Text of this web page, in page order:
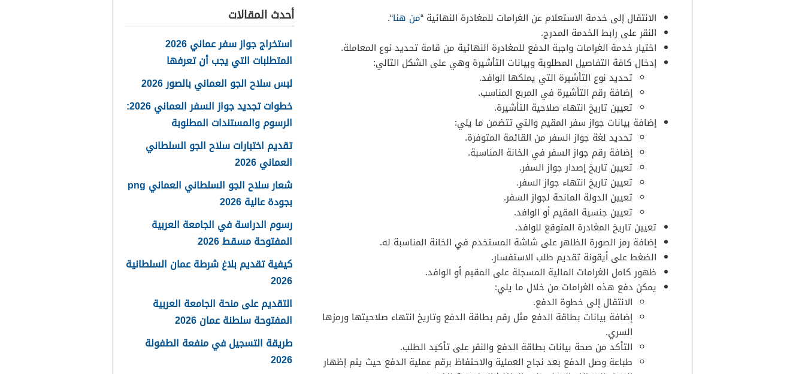
الانتقال إلى خدمة الاستعلام عن الغرامات للمغادرة النهائية “من هنا“.
النقر على رابط الخدمة المدرج.
اختيار خدمة الغرامات واجبة الدفع للمغادرة النهائية من قامة تحديد نوع المعاملة.
إدخال كافة التفاصيل المطلوبة وبيانات التأشيرة وهي على الشكل التالي:
تحديد نوع التأشيرة التي يملكها الوافد.
إضافة رقم التأشيرة في المربع المناسب.
تعيين تاريخ انتهاء صلاحية التأشيرة.
إضافة بيانات جواز سفر المقيم والتي تتضمن ما يلي:
تحديد لغة جواز السفر من القائمة المتوفرة.
إضافة رقم جواز السفر في الخانة المناسبة.
تعيين تاريخ إصدار جواز السفر.
تعيين تاريخ انتهاء جواز السفر.
تعيين الدولة المانحة لجواز السفر.
تعيين جنسية المقيم أو الوافد.
تعيين تاريخ المغادرة المتوقع للوافد.
إضافة رمز الصورة الظاهر على شاشة المستخدم في الخانة المناسبة له.
الضغط على أيقونة تقديم طلب الاستفسار.
ظهور كامل الغرامات المالية المسجلة على المقيم أو الوافد.
يمكن دفع هذه الغرامات من خلال ما يلي:
الانتقال إلى خطوة الدفع.
إضافة بيانات بطاقة الدفع مثل رقم بطاقة الدفع وتاريخ انتهاء صلاحيتها ورمزها
السري.
التأكد من صحة بيانات بطاقة الدفع والنقر على تأكيد الطلب.
طباعة وصل الدفع بعد نجاح العملية والاحتفاظ برقم عملية الدفع حيث يتم إظهار
أحدث المقالات
استخراج جواز سفر عماني 2026
المتطلبات التي يجب أن تعرفها
لبس سلاح الجو العماني بالصور 2026
خطوات تجديد جواز السفر العماني 2026:
الرسوم والمستندات المطلوبة
تقديم اختبارات سلاح الجو السلطاني
العماني 2026
شعار سلاح الجو السلطاني العماني png
بجودة عالية 2026
رسوم الدراسة في الجامعة العربية
المفتوحة مسقط 2026
كيفية تقديم بلاغ شرطة عمان السلطانية
2026
التقديم على منحة الجامعة العربية
المفتوحة سلطنة عمان 2026
طريقة التسجيل في منفعة الطفولة
2026